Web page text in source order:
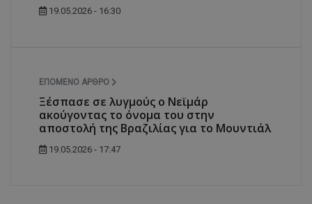
19.05.2026 - 16:30
ΕΠΌΜΕΝΟ ΆΡΘΡΟ
Ξέσπασε σε λυγμούς ο Νεϊμάρ
ακούγοντας το όνομα του στην
αποστολή της Βραζιλίας για το Μουντιάλ
19.05.2026 - 17:47